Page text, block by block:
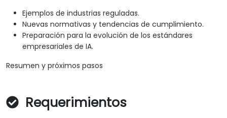
Ejemplos de industrias reguladas.
Nuevas normativas y tendencias de cumplimiento.
Preparación para la evolución de los estándares
empresariales de IA.
Resumen y próximos pasos
Requerimientos